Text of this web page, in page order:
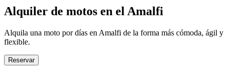
Alquiler de motos en el Amalfi
Alquila una moto por días en Amalfi de la forma más cómoda, ágil y
flexible.
Reservar